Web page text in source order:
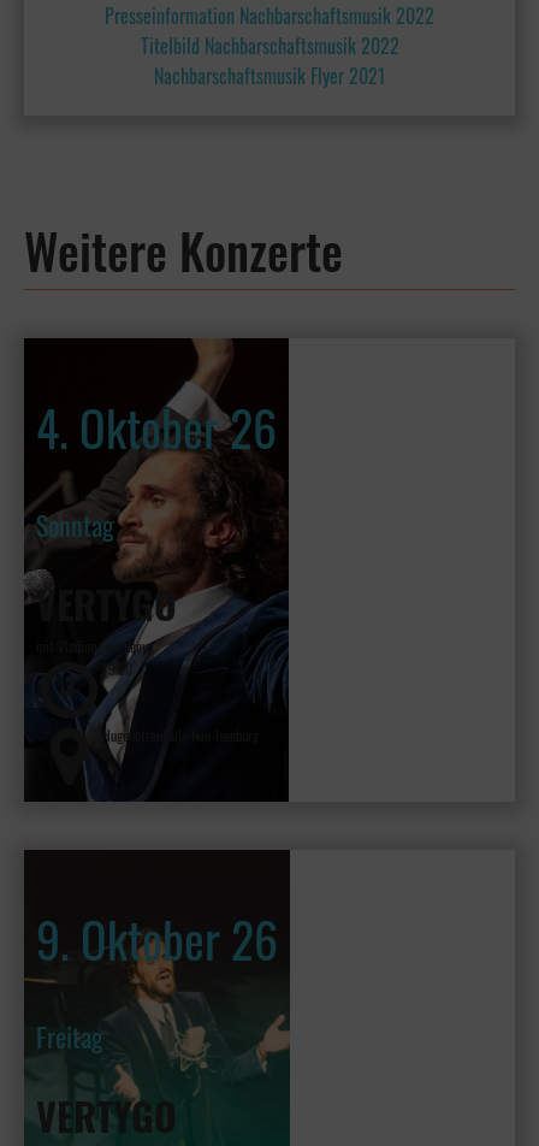
Presseinformation Nachbarschaftsmusik 2022
Titelbild Nachbarschaftsmusik 2022
Nachbarschaftsmusik Flyer 2021
Weitere Konzerte
4. Oktober 26
Sonntag
VERTYGO
mit Vladimir Kornéev
19:30
Hugenottenhalle Neu-Isenburg
9. Oktober 26
Freitag
VERTYGO